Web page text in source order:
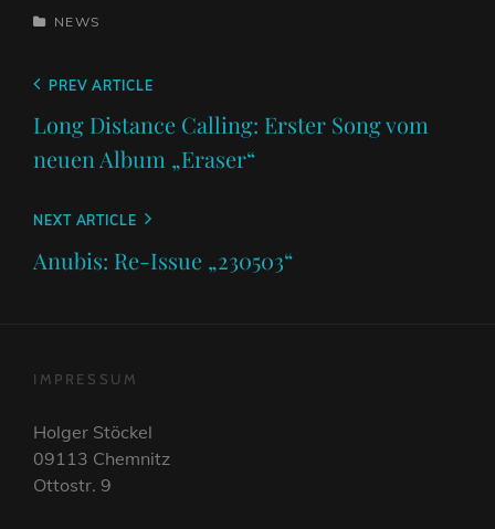
CATEGORIES
NEWS
Beitragsnavigation
Previous
PREV ARTICLE
Long Distance Calling: Erster Song vom
neuen Album „Eraser“
Next
NEXT ARTICLE
Anubis: Re-Issue „230503“
IMPRESSUM
Holger Stöckel
09113 Chemnitz
Ottostr. 9